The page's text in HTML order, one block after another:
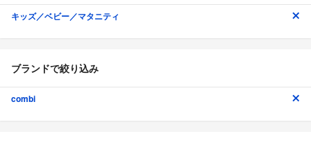
キッズ／ベビー／マタニティ
ブランドで絞り込み
combi